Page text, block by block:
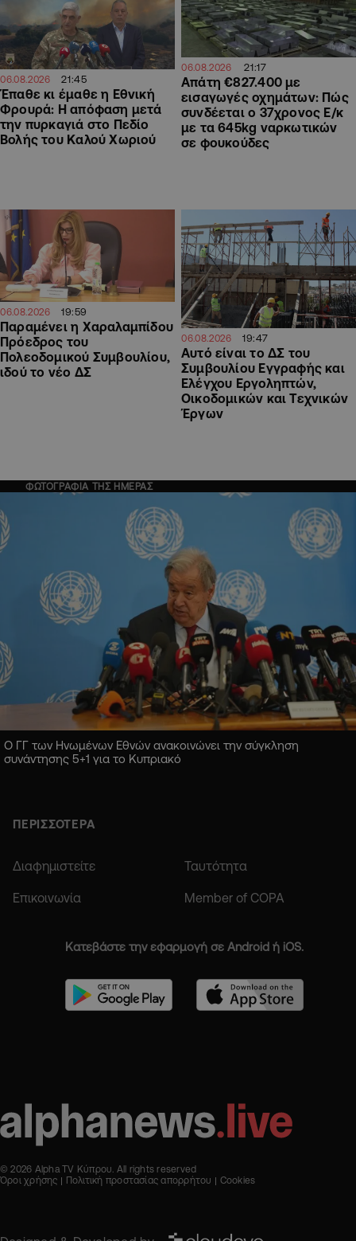
06.08.2026 21:45
Έπαθε κι έμαθε η Εθνική
Φρουρά: Η απόφαση μετά
την πυρκαγιά στο Πεδίο
Βολής του Καλού Χωριού
06.08.2026 21:17
Απάτη €827.400 με
εισαγωγές οχημάτων: Πώς
συνδέεται ο 37χρονος Ε/κ
με τα 645kg ναρκωτικών
σε φουκούδες
06.08.2026 19:59
Παραμένει η Χαραλαμπίδου
Πρόεδρος του
Πολεοδομικού Συμβουλίου,
ιδού το νέο ΔΣ
06.08.2026 19:47
Αυτό είναι το ΔΣ του
Συμβουλίου Εγγραφής και
Ελέγχου Εργοληπτών,
Οικοδομικών και Τεχνικών
Έργων
ΦΩΤΟΓΡΑΦΙΑ ΤΗΣ ΗΜΕΡΑΣ
Ο ΓΓ των Ηνωμένων Εθνών ανακοινώνει την σύγκληση
συνάντησης 5+1 για το Κυπριακό
ΠΕΡΙΣΣΟΤΕΡΑ
Διαφημιστείτε Ταυτότητα
Επικοινωνία Member of COPA
Κατεβάστε την εφαρμογή σε Android ή iOS.
© 2026 Alpha TV Κύπρου. All rights reserved
Όροι χρήσης
Πολιτική προστασίας απορρήτου Cookies